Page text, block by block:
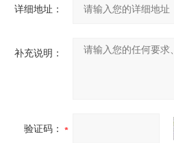
详细地址：
补充说明：
验证码：